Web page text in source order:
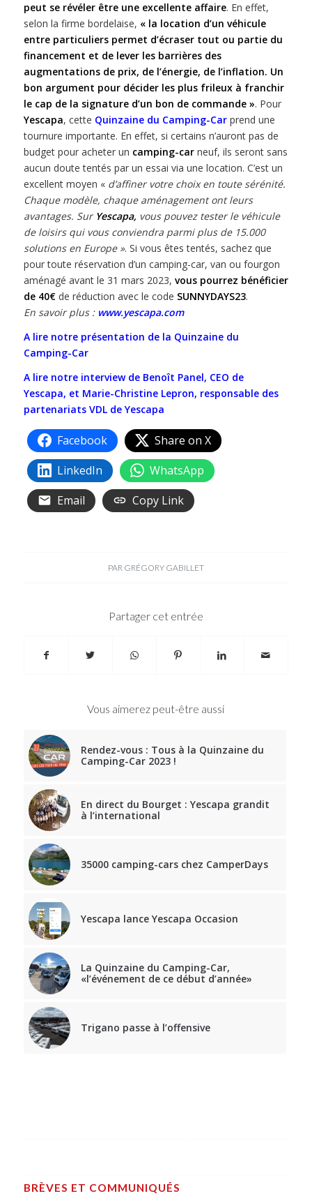
peut se révéler être une excellente affaire. En effet,
selon la firme bordelaise, « la location d’un véhicule
entre particuliers permet d’écraser tout ou partie du
financement et de lever les barrières des
augmentations de prix, de l’énergie, de l’inflation. Un
bon argument pour décider les plus frileux à franchir
le cap de la signature d’un bon de commande ». Pour
Yescapa, cette Quinzaine du Camping-Car prend une
tournure importante. En effet, si certains n’auront pas de
budget pour acheter un camping-carneuf, ils seront sans
aucun doute tentés par un essai via une location. C’est un
excellent moyen «d’affiner votre choix en toute sérénité.
Chaque modèle, chaque aménagement ont leurs
avantages. Sur Yescapa, vous pouvez tester le véhicule
de loisirs qui vous conviendra parmi plus de 15.000
solutions en Europe ». Si vous êtes tentés, sachez que
pour toute réservation d’un camping-car, van ou fourgon
aménagé avant le 31 mars 2023, vous pourrez bénéficier
de 40€de réduction avec le code SUNNYDAYS23.
En savoir plus : www.yescapa.com
A lire notre présentation de la Quinzaine du
Camping-Car
A lire notre interview de Benoît Panel, CEO de
Yescapa, et Marie-Christine Lepron, responsable des
partenariats VDL de Yescapa
Facebook
Share on X
LinkedIn
WhatsApp
Email
Copy Link
PAR GRÉGORY GABILLET
Partager cet entrée
Vous aimerez peut-être aussi
Rendez-vous : Tous à la Quinzaine du
Camping-Car 2023 !
En direct du Bourget : Yescapa grandit
à l’international
35000 camping-cars chez CamperDays
Yescapa lance Yescapa Occasion
La Quinzaine du Camping-Car,
«l’événement de ce début d’année»
Trigano passe à l’offensive
BRÈVES ET COMMUNIQUÉS